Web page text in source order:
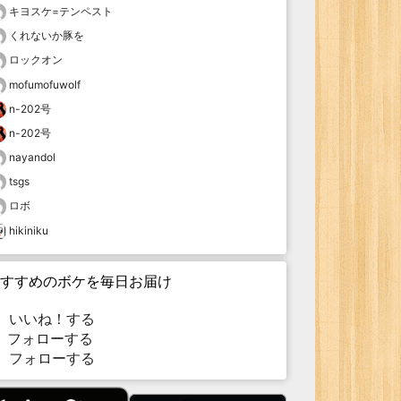
キヨスケ=テンペスト
くれないか豚を
ロックオン
mofumofuwolf
n-202号
n-202号
nayandol
tsgs
ロボ
hikiniku
すめのボケを毎日お届け
いいね！する
ォローする
フォローする